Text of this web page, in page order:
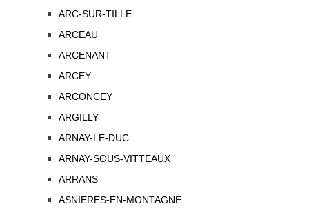
ARC-SUR-TILLE
ARCEAU
ARCENANT
ARCEY
ARCONCEY
ARGILLY
ARNAY-LE-DUC
ARNAY-SOUS-VITTEAUX
ARRANS
ASNIERES-EN-MONTAGNE